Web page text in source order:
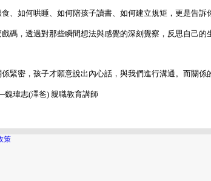
、如何哄睡、如何陪孩子讀書、如何建立規矩，更是告訴
碼，透過對那些瞬間想法與感覺的深刻覺察，反思自己的
緊密，孩子才願意說出內心話，與我們進行溝通。而關係
魏瑋志(澤爸) 親職教育講師
策